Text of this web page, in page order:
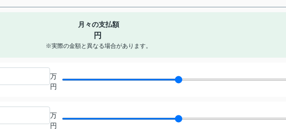
月々の支払額
円
※実際の金額と異なる場合があります。
万
円
万
円